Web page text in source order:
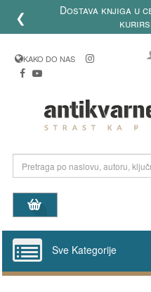
❮
Dostava knjiga u
KAKO DO NAS
Sve Kategorije